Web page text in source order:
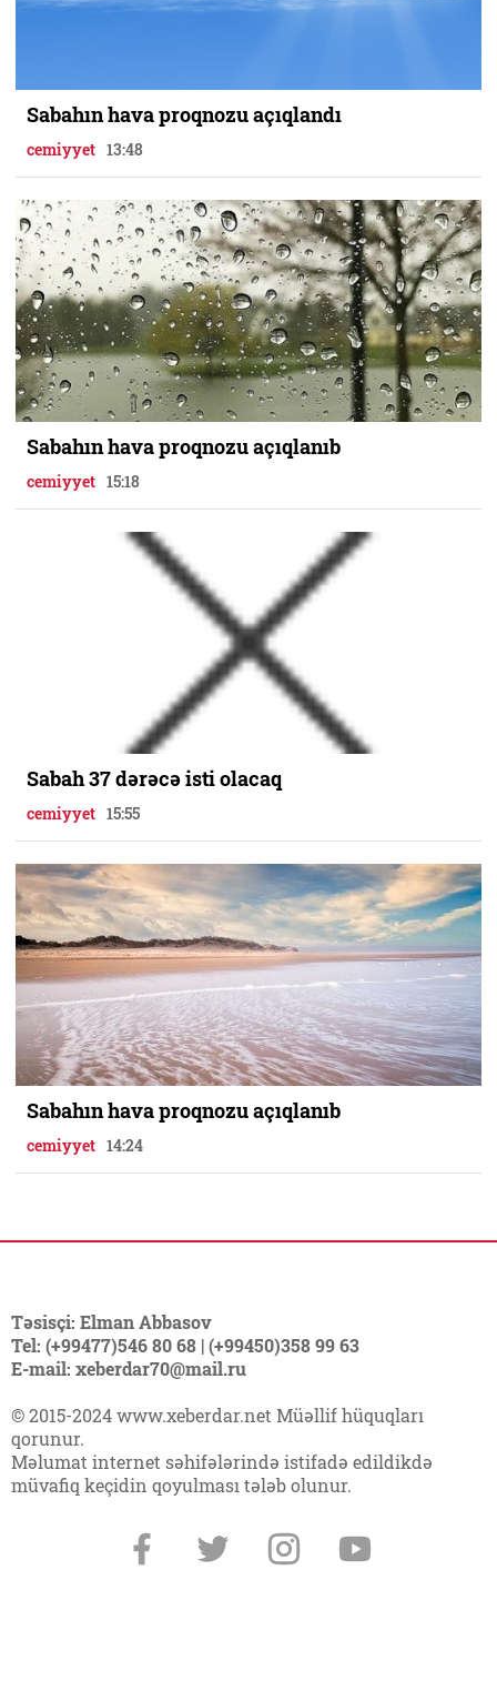
Sabahın hava proqnozu açıqlandı
cemiyyet 13:48
Sabahın hava proqnozu açıqlanıb
cemiyyet 15:18
Sabah 37 dərəcə isti olacaq
cemiyyet 15:55
Sabahın hava proqnozu açıqlanıb
cemiyyet 14:24
Təsisçi: Elman Abbasov
Tel: (+99477)546 80 68 | (+99450)358 99 63
E-mail: xeberdar70@mail.ru
© 2015-2024 www.xeberdar.net Müəllif hüquqları
qorunur.
Məlumat internet səhifələrində istifadə edildikdə
müvafiq keçidin qoyulması tələb olunur.